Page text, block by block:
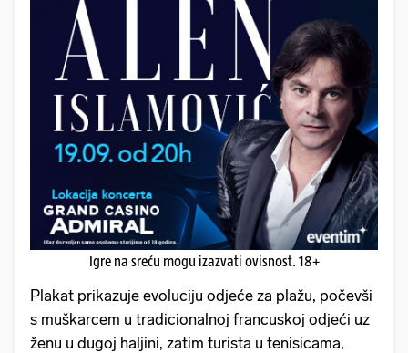
Igre na sreću mogu izazvati ovisnost. 18+
Plakat prikazuje evoluciju odjeće za plažu, počevši
s muškarcem u tradicionalnoj francuskoj odjeći uz
ženu u dugoj haljini, zatim turista u tenisicama,